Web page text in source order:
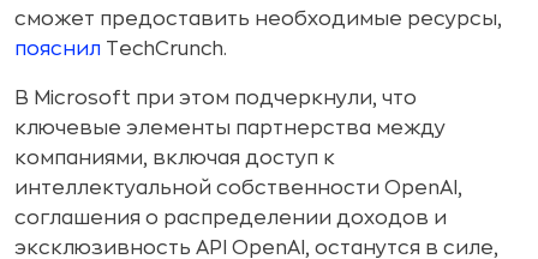
сможет предоставить необходимые ресурсы,
пояснил TechCrunch.
В Microsoft при этом подчеркнули, что
ключевые элементы партнерства между
компаниями, включая доступ к
интеллектуальной собственности OpenAI,
соглашения о распределении доходов и
эксклюзивность API OpenAI, останутся в силе,